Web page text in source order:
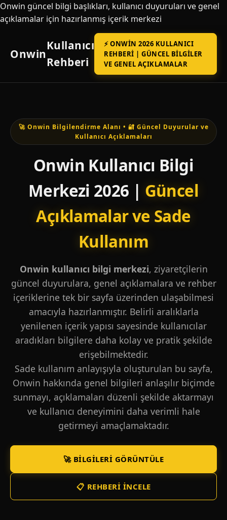
Onwin güncel bilgi başlıkları, kullanıcı duyuruları ve genel
açıklamalar için hazırlanmış içerik merkezi
Onwin
Kullanıcı
Rehberi
⚡ ONWIN 2026 KULLANICI
REHBERI | GÜNCEL BILGILER
VE GENEL AÇIKLAMALAR
🚀 Onwin Bilgilendirme Alanı • 🔐 Güncel Duyurular ve
Kullanıcı Açıklamaları
Onwin Kullanıcı Bilgi
Merkezi 2026 | Güncel
Açıklamalar ve Sade
Kullanım
Onwin kullanıcı bilgi merkezi, ziyaretçilerin
güncel duyurulara, genel açıklamalara ve rehber
içeriklerine tek bir sayfa üzerinden ulaşabilmesi
amacıyla hazırlanmıştır. Belirli aralıklarla
yenilenen içerik yapısı sayesinde kullanıcılar
aradıkları bilgilere daha kolay ve pratik şekilde
erişebilmektedir.
Sade kullanım anlayışıyla oluşturulan bu sayfa,
Onwin hakkında genel bilgileri anlaşılır biçimde
sunmayı, açıklamaları düzenli şekilde aktarmayı
ve kullanıcı deneyimini daha verimli hale
getirmeyi amaçlamaktadır.
🚀 BILGILERI GÖRÜNTÜLE
📋 REHBERI İNCELE